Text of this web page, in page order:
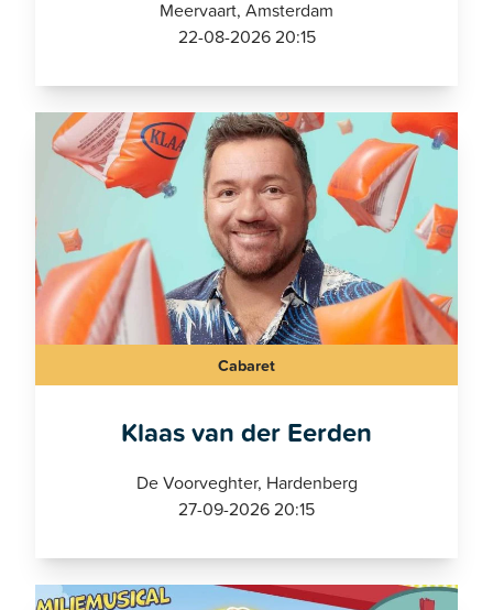
Meervaart, Amsterdam
22-08-2026 20:15
Cabaret
Klaas van der Eerden
De Voorveghter, Hardenberg
27-09-2026 20:15